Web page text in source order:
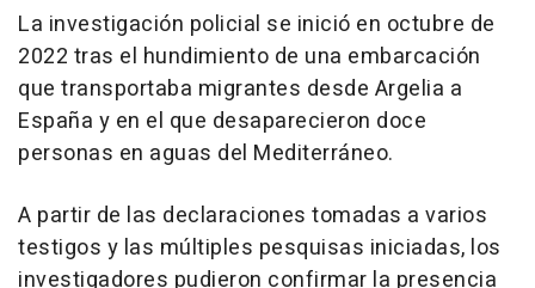
La investigación policial se inició en octubre de
2022 tras el hundimiento de una embarcación
que transportaba migrantes desde Argelia a
España y en el que desaparecieron doce
personas en aguas del Mediterráneo.
A partir de las declaraciones tomadas a varios
testigos y las múltiples pesquisas iniciadas, los
investigadores pudieron confirmar la presencia